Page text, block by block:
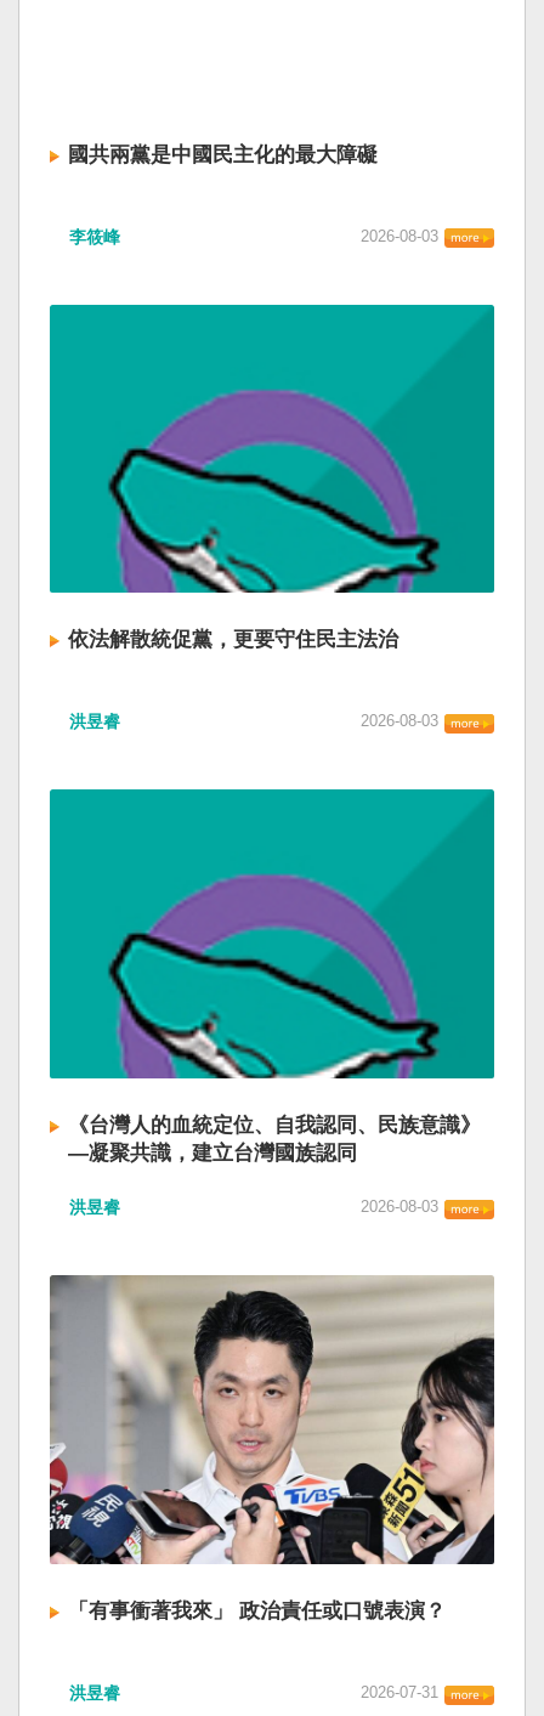
國共兩黨是中國民主化的最大障礙
李筱峰 2026-08-03
依法解散統促黨，更要守住民主法治
洪昱睿 2026-08-03
《台灣人的血統定位、自我認同、民族意識》
—凝聚共識，建立台灣國族認同
洪昱睿 2026-08-03
「有事衝著我來」 政治責任或口號表演？
洪昱睿 2026-07-31